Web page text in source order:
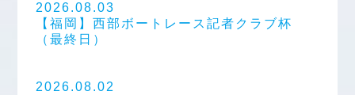
2026.08.03
【福岡】西部ボートレース記者クラブ杯
（最終日）
2026.08.02